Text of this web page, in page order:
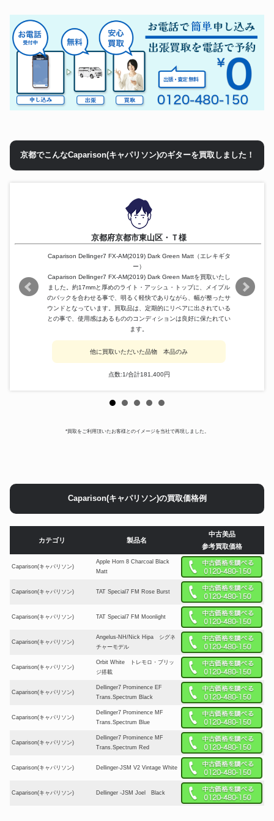
京都でこんなCaparison(キャパリソン)のギターを買取しました！
京都府京都市東山区・Ｔ様
Caparison Dellinger7 FX-AM(2019) Dark Green Matt（エレキギタ
ー）
Caparison Dellinger7 FX-AM(2019) Dark Green Mattを買取いたし
ました。約17mmと厚めのライト・アッシュ・トップに、メイプル
のバックを合わせる事で、明るく軽快でありながら、幅が整ったサ
ウンドとなっています。買取品は、定期的にリペアに出されている
との事で、使用感はあるもののコンディションは良好に保たれてい
ます。
他に買取いただいた品物 本品のみ
点数:1/合計181,400円
*買取をご利用頂いたお客様とのイメージを当社で再現しました。
Caparison(キャパリソン)の買取価格例
カテゴリ 製品名
中古美品
参考買取価格
Caparison(キャパリソン)
Apple Horn 8 Charcoal Black
Matt
Caparison(キャパリソン) TAT Special7 FM Rose Burst
Caparison(キャパリソン) TAT Special7 FM Moonlight
Caparison(キャパリソン)
Angelus-NH/Nick Hipa シグネ
チャーモデル
Caparison(キャパリソン)
Orbit White トレモロ・ブリッ
ジ搭載
Caparison(キャパリソン)
Dellinger7 Prominence EF
Trans.Spectrum Black
Caparison(キャパリソン)
Dellinger7 Prominence MF
Trans.Spectrum Blue
Caparison(キャパリソン)
Dellinger7 Prominence MF
Trans.Spectrum Red
Caparison(キャパリソン) Dellinger-JSM V2 Vintage White
Caparison(キャパリソン) Dellinger -JSM Joel Black